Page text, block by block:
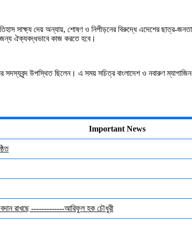
সাক্ষ্য দেয় অন্যায়, শোষণ ও নিপীড়নের বিরুদ্ধে এদেশের ছাত্র-জনতা
জন্য ঐক্যবদ্ধভাবে কাজ করতে হবে।
সদস্যবৃন্দ উপস্থিত ছিলেন। এ সময় সচিত্র বাংলাদেশ ও নবারুণ ম্যাগাজিন
Important News
অবদান রাখছে -------------আরিফুল হক চৌধুরী